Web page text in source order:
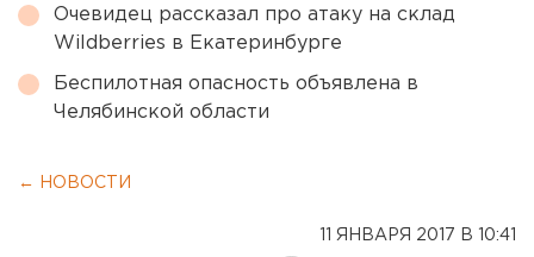
Очевидец рассказал про атаку на склад
Wildberries в Екатеринбурге
Беспилотная опасность объявлена в
Челябинской области
← НОВОСТИ
11 ЯНВАРЯ 2017 В 10:41